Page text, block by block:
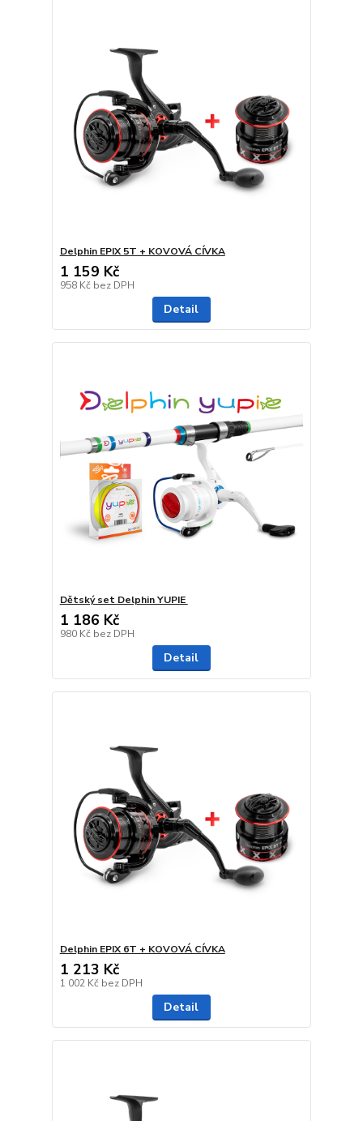
Delphin EPIX 5T + KOVOVÁ CÍVKA
1 159 Kč
958 Kč bez DPH
Detail
Dětský set Delphin YUPIE ‎
1 186 Kč
980 Kč bez DPH
Detail
Delphin EPIX 6T + KOVOVÁ CÍVKA
1 213 Kč
1 002 Kč bez DPH
Detail